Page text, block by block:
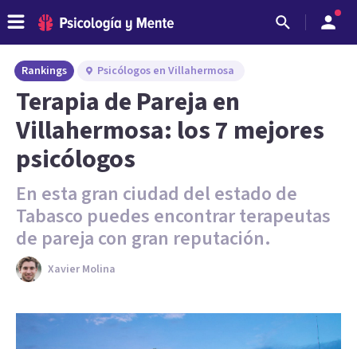
Rankings Psicólogos en Villahermosa
Terapia de Pareja en
Villahermosa: los 7 mejores
psicólogos
En esta gran ciudad del estado de
Tabasco puedes encontrar terapeutas
de pareja con gran reputación.
Xavier Molina